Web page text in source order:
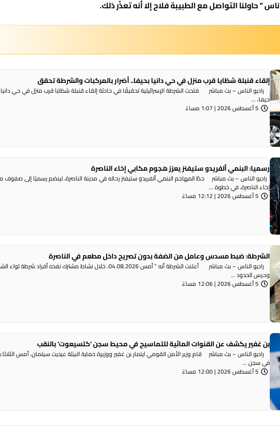
” حاولنا التواصل مع الطبيبة فلاح إلا أنه تعذّر ذلك.
إلقاء قنبلة شظايا قرب منزل في حي دانيا بحيفا.. أضرار بالمركبات والشرطة تحقق
راديو الناس – بث مباشر فتحت الشرطة الإسرائيلية تحقيقًا في حادثة إلقاء قنبلة شظايا قرب منزل في حي دانيا
حيفا، ...
5 أغسطس 2026 | 1:07 مساءً
رسميا: البنمي ألفريدو ستيفنز يعزز هجوم مكابي إخاء الناصرة
راديو الناس – بث مباشر حطّ المهاجم البنمي ألفريدو ستيفنز رحاله في مدينة الناصرة، لينضم رسميًا إلى صفوف
إخاء الناصرة، في خطوة ...
5 أغسطس 2026 | 12:12 مساءً
الشرطة: ضبط مسدس وعامل من الضفة بدون تصريح داخل مطعم في الناصرة
راديو الناس – بث مباشر أعلنت الشرطة أنه ” أمس 04.08.2026، خلال نشاط مشترك نفذه أفراد شرطة
وحرس الحدود ...
5 أغسطس 2026 | 12:06 مساءً
بن غفير يكشف عن القنوات المائية للتماسيح في محيط سجن ‘كتسيعوت‘ بالنقب
راديو الناس – بث مباشر قام وزير الأمن القومي ايتمار بن غفير ووزيرة حماية البيئة عيديت سيلمان، أمس
في سجن ...
5 أغسطس 2026 | 12:00 مساءً